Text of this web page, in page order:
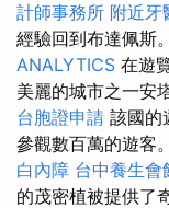
計師事務所 附近牙
經驗回到布達佩斯。
ANALYTICS 在遊
美麗的城市之一安
台胞證申請 該國的
參觀數百萬的遊客。
白內障 台中養生會
的茂密植被提供了